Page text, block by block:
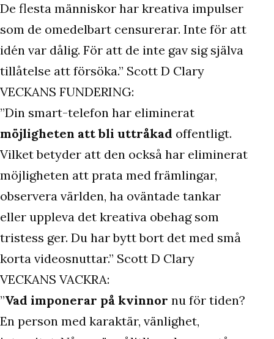
De flesta människor har kreativa impulser
som de omedelbart censurerar. Inte för att
idén var dålig. För att de inte gav sig själva
tillåtelse att försöka.” Scott D Clary
VECKANS FUNDERING:
”Din smart-telefon har eliminerat
möjligheten att bli uttråkad offentligt.
Vilket betyder att den också har eliminerat
möjligheten att prata med främlingar,
observera världen, ha oväntade tankar
eller uppleva det kreativa obehag som
tristess ger. Du har bytt bort det med små
korta videosnuttar.” Scott D Clary
VECKANS VACKRA:
”Vad imponerar på kvinnor nu för tiden?
En person med karaktär, vänlighet,